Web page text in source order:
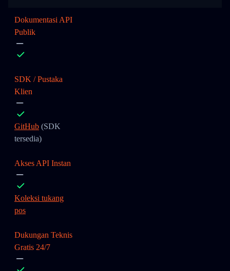
Dokumentasi API
Publik
SDK / Pustaka
Klien
GitHub (SDK
tersedia)
Akses API Instan
Koleksi tukang
pos
Dukungan Teknis
Gratis 24/7